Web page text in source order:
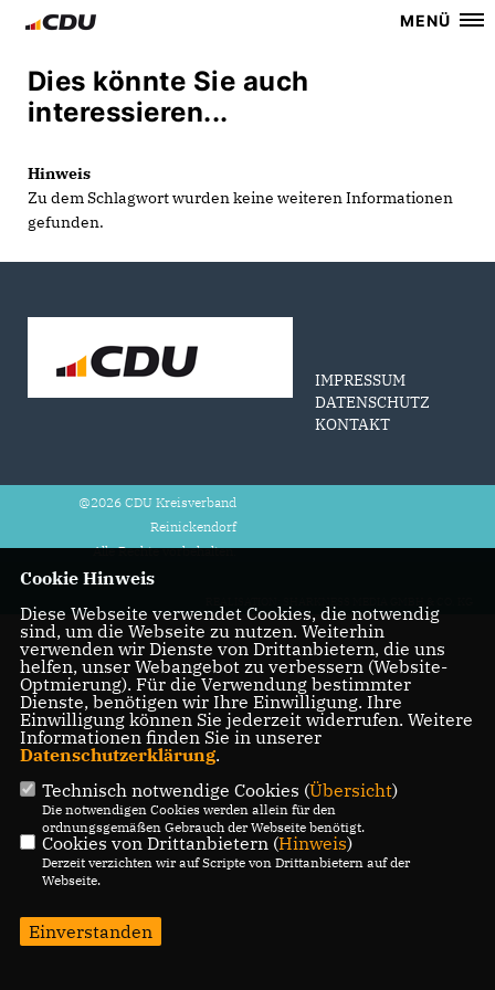
MENÜ
Dies könnte Sie auch
interessieren...
Hinweis
Zu dem Schlagwort wurden keine weiteren Informationen
gefunden.
IMPRESSUM
DATENSCHUTZ
KONTAKT
@2026 CDU Kreisverband
Reinickendorf
Alle Rechte vorbehalten.
Cookie Hinweis
Diese Webseite verwendet Cookies, die notwendig
sind, um die Webseite zu nutzen. Weiterhin
verwenden wir Dienste von Drittanbietern, die uns
helfen, unser Webangebot zu verbessern (Website-
Optmierung). Für die Verwendung bestimmter
Dienste, benötigen wir Ihre Einwilligung. Ihre
Einwilligung können Sie jederzeit widerrufen. Weitere
Informationen finden Sie in unserer
Datenschutzerklärung.
Technisch notwendige Cookies (Übersicht)
Die notwendigen Cookies werden allein für den
ordnungsgemäßen Gebrauch der Webseite benötigt.
Cookies von Drittanbietern (Hinweis)
Derzeit verzichten wir auf Scripte von Drittanbietern auf der
Webseite.
Einverstanden